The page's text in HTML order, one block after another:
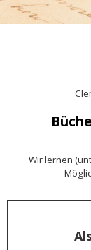
Wir lernen